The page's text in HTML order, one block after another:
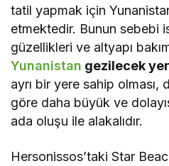
tatil yapmak için
etmektedir. Bunun sebebi
güzellikleri ve altyapı
Yunanistan gezilecek
ayrı bir yere sahip olması,
göre daha büyük ve
ada oluşu ile alakalıdır.
Hersonissos’taki Star